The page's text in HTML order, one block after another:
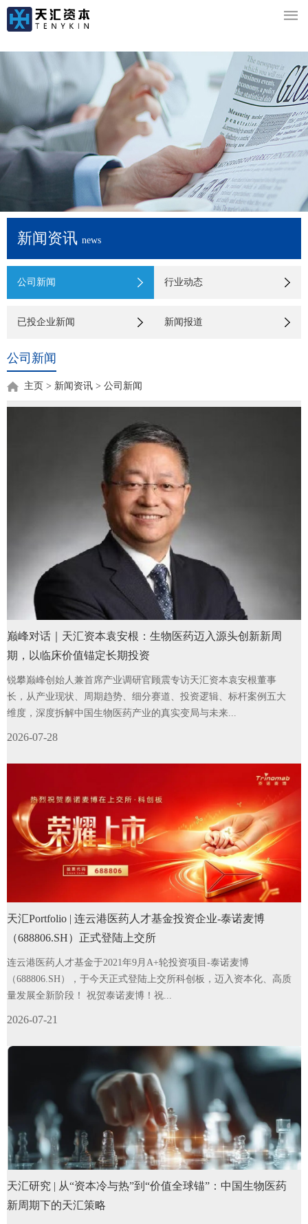

新闻资讯 news
公司新闻 行业动态
已投企业新闻 新闻报道
公司新闻
主页 > 新闻资讯 > 公司新闻
巅峰对话｜天汇资本袁安根：生物医药迈入源头创新新周
期，以临床价值锚定长期投资
锐攀巅峰创始人兼首席产业调研官顾震专访天汇资本袁安根董事
长，从产业现状、周期趋势、细分赛道、投资逻辑、标杆案例五大
维度，深度拆解中国生物医药产业的真实变局与未来...
2026-07-28
天汇Portfolio | 连云港医药人才基金投资企业-泰诺麦博
（688806.SH）正式登陆上交所
连云港医药人才基金于2021年9月A+轮投资项目-泰诺麦博
（688806.SH），于今天正式登陆上交所科创板，迈入资本化、高质
量发展全新阶段！ 祝贺泰诺麦博！祝...
2026-07-21
天汇研究 | 从“资本冷与热”到“价值全球锚”：中国生物医药
新周期下的天汇策略